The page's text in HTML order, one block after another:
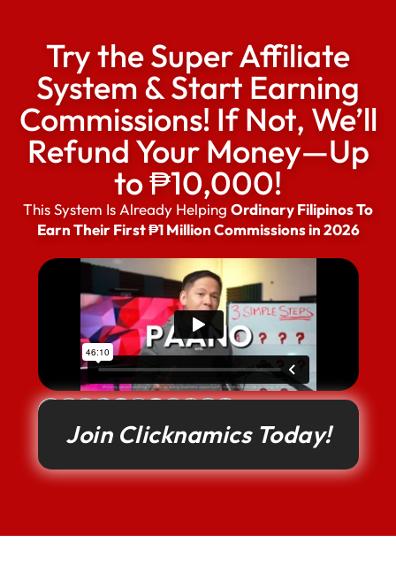
Try the Super Affiliate
System & Start Earning
Commissions! If Not, We’ll
Refund Your Money—Up
to ₱10,000!
This System Is Already Helping Ordinary Filipinos To
Earn Their First ₱1 Million Commissions in 2026
Join Clicknamics Today!